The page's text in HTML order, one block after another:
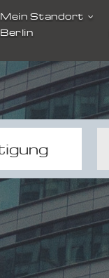
Mein Standort
Berlin